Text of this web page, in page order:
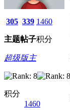
305
主题
339
帖子
1460
积分
超级版主
积分
1460